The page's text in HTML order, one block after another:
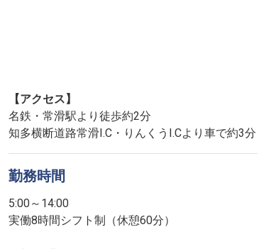
【アクセス】
名鉄・常滑駅より徒歩約2分
知多横断道路常滑I.C・りんくうI.Cより車で約3分
勤務時間
5:00～14:00
実働8時間シフト制（休憩60分）